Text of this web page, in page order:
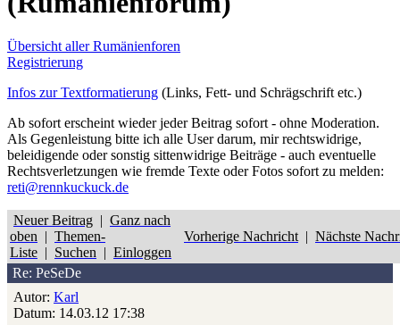
Übersicht aller Rumänienforen
Registrierung
Infos zur Textformatierung (Links, Fett- und Schrägschrift etc.)
Ab sofort erscheint wieder jeder Beitrag sofort - ohne Moderation.
Als Gegenleistung bitte ich alle User darum, mir rechtswidrige,
beleidigende oder sonstig sittenwidrige Beiträge - auch eventuelle
Rechtsverletzungen wie fremde Texte oder Fotos sofort zu melden:
reti@rennkuckuck.de
Neuer Beitrag | Ganz nach
oben | Themen-
Liste | Suchen | Einloggen
Vorherige Nachricht | Nächste
Re: PeSeDe
Autor: Karl
Datum: 14.03.12 17:38